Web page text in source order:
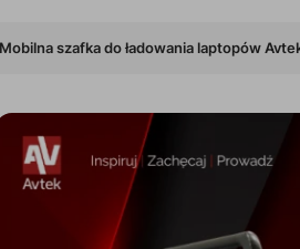
Mobilna szafka do ładowania laptopów